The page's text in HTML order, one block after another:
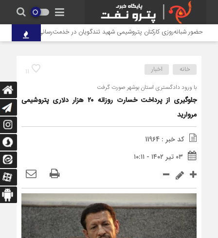
حضور شبانه‌روزی کارکنان پتروشیمی شهید تندگویان در خدمت‌رسانی به زائران اربعین
11 خانه اخبار
با ورود دادگستری استان بوشهر صورت گرفت
جلوگیری از پرداخت خسارت روزانه ۲۰ هزار دلاری پتروشیمی
مروارید
کد خبر : 11964
۰۳ تیر ۱۴۰۲ - ۱۰:۱۱